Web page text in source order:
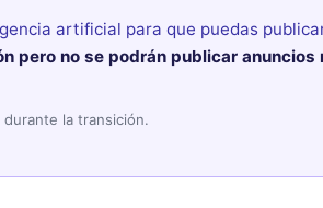
artificial para que puedas
pero no se podrán publicar anuncios
la transición.